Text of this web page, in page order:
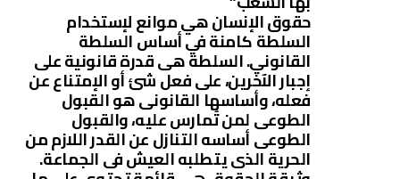
حقوق الإنسان هي موانع لإستخدام
السلطة كامنة في أساس السلطة
القانوني. السلطة هى قدرة قانونية على
إجبار الآخرين، على فعل شئ أو الإمتناع عن
فعله، وأساسها القانونى هو القبول
الطوعى لمن تُمارس عليه، والقبول
الطوعى أساسه التنازل عن القدر اللازم من
الحرية الذى يتطلبه العيش فى الجماعة.